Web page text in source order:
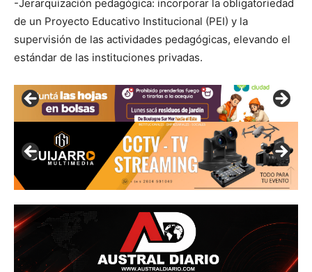
-Jerarquización pedagógica: incorporar la obligatoriedad
de un Proyecto Educativo Institucional (PEI) y la
supervisión de las actividades pedagógicas, elevando el
estándar de las instituciones privadas.